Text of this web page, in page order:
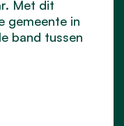
Met dit
gemeente in
band tussen